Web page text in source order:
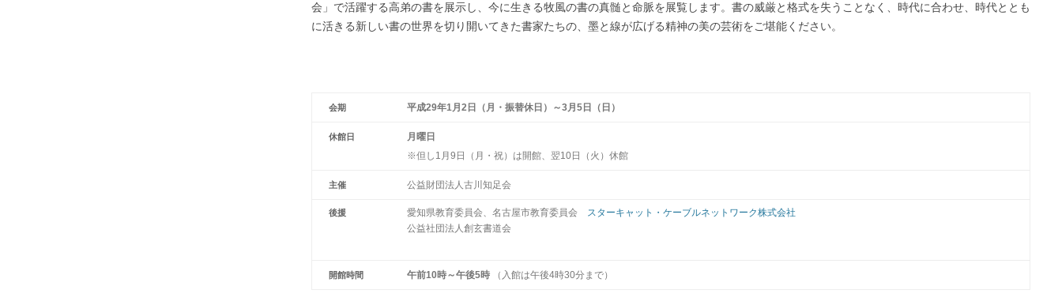
会」で活躍する高弟の書を展示し、今に生きる牧風の書の真髄と命脈を展覧します。書の威厳と格式を失うことなく、時代に合わせ、時代ととも
に活きる新しい書の世界を切り開いてきた書家たちの、墨と線が広げる精神の美の芸術をご堪能ください。
会期 平成29年1月2日（月・振替休日）～3月5日（日）
休館日
月曜日
※但し1月9日（月・祝）は開館、翌10日（火）休館
主催 公益財団法人古川知足会
後援 愛知県教育委員会、名古屋市教育委員会 スターキャット・ケーブルネットワーク株式会社
公益社団法人創玄書道会
開館時間 午前10時～午後5時 （入館は午後4時30分まで）